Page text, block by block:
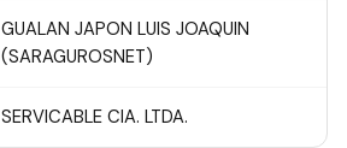
GUALAN JAPON LUIS JOAQUIN
(SARAGUROSNET)
SERVICABLE CIA. LTDA.